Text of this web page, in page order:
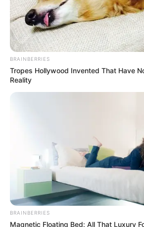
SELEBRITI
Yuk Intip 10 Potret
BRAINBERRIES
Tropes Hollywood Invented That Have
Reality
BRAINBERRIES
Magnetic Floating Bed: All That Luxury